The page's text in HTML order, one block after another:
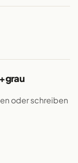
oder schreiben